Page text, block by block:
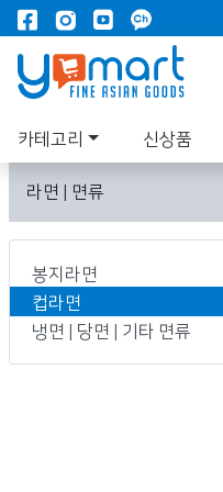
카테고리 신상품
라면 | 면류
봉지라면
컵라면
냉면 | 당면 | 기타 면류